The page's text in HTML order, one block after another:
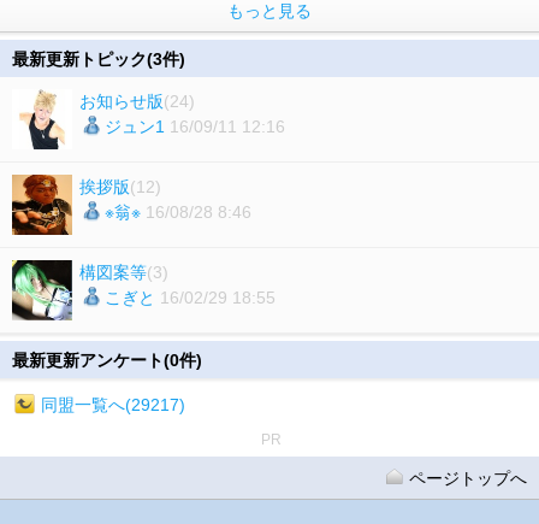
もっと見る
最新更新トピック(3件)
お知らせ版(24)
ジュン1 16/09/11 12:16
挨拶版(12)
※翁※ 16/08/28 8:46
構図案等(3)
こぎと 16/02/29 18:55
最新更新アンケート(0件)
同盟一覧へ(29217)
PR
ページトップへ